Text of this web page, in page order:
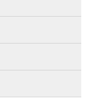
에 대한 정정
개인정보 정정
귀하
요청한 경우,